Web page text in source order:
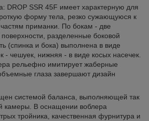
DROP SSR 45F имеет характерную для
форму тела, резко сужающуюся к
приманки. По бокам - две
разделенные боковой
(спинка и бока) выполнена в виде
- чешуек, нижняя - в виде косых насечек.
рельефно имитирует жаберные
глаза завершают дизайн
системой баланса, выполняющей так
камеры. В оснащении воблера
тройника, качественная фурнитура и